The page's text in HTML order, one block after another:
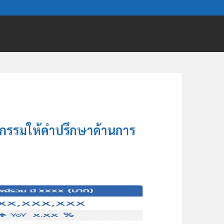
รรมให้คำปรึกษาด้านการ